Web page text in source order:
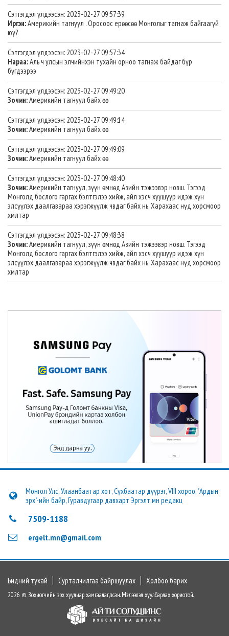
Сэтгэгдэл үлдээсэн: 2023-02-27 09:57:39
Иргэн:Америкийн тагнуул . Оросоос ерөөсөө Монголыг тагнаж байгаагүй
юу?
Сэтгэгдэл үлдээсэн: 2023-02-27 09:57:34
Нараа:Аль ч улсын элчийнхэн тухайн орноо тагнаж байдаг бүр
бүгдээрээ
Сэтгэгдэл үлдээсэн: 2023-02-27 09:49:20
Зочин:Америкийн тагнуул байх өө
Сэтгэгдэл үлдээсэн: 2023-02-27 09:49:14
Зочин:Америкийн тагнуул байх өө
Сэтгэгдэл үлдээсэн: 2023-02-27 09:49:09
Зочин:Америкийн тагнуул байх өө
Сэтгэгдэл үлдээсэн: 2023-02-27 09:48:40
Зочин:Америкийн тагнуул, зүүн өмнөд Азийн тэжээвэр новш. Тэгээд
Монголд бослого гаргах бэлтгэлээ хийж, айл хэсч хуушуур идэж хүн
элсүүлэх даалгавараа хэрэгжүүлж чвдаг байх нь. Харахаас нүд хорсмоор
хмлтар
Сэтгэгдэл үлдээсэн: 2023-02-27 09:48:38
Зочин:Америкийн тагнуул, зүүн өмнөд Азийн тэжээвэр новш. Тэгээд
Монголд бослого гаргах бэлтгэлээ хийж, айл хэсч хуушуур идэж хүн
элсүүлэх даалгавараа хэрэгжүүлж чвдаг байх нь. Харахаас нүд хорсмоор
хмлтар
Монгол Улс, Улаанбаатар хот, Сүхбаатар дүүрэг, VIII хороо, "Ардын
эрх"-ийн байр, Гуравдугаар давхарт Эргэлт.мн редакц
7509-1188
ergelt.mn@gmail.com
Бидний тухай Сурталчилгаа байршуулах Холбоо барих
2026 © Зохиогчийн эрх хуулиар хамгаалагдсан. Мэдээлэл хуулбарлах хориотой.